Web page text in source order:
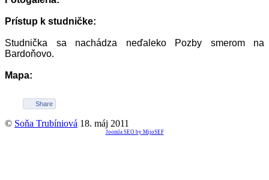
Prístup k studničke:
Studnička sa nachádza neďaleko Pozby smerom na
Bardoňovo.
Mapa:
Share
© Soňa Trubíniová 18. máj 2011
Joomla SEO by MijoSEF